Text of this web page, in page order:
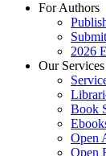
For Authors
2026
Our Services
Book
Open
Open